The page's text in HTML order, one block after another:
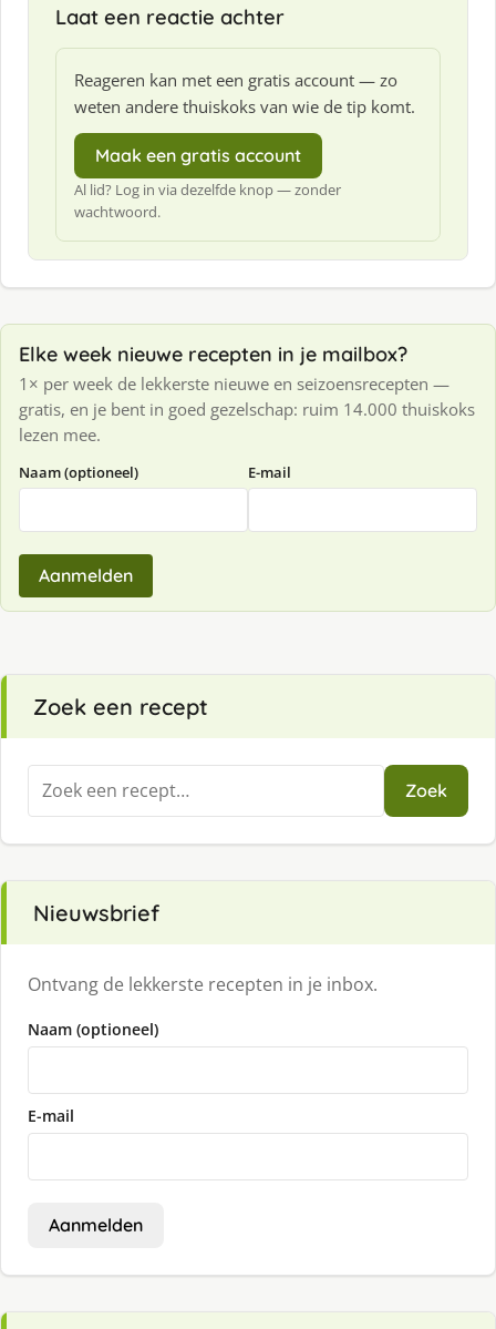
Laat een reactie achter
Reageren kan met een gratis account — zo
weten andere thuiskoks van wie de tip komt.
Maak een gratis account
Al lid? Log in via dezelfde knop — zonder
wachtwoord.
Elke week nieuwe recepten in je mailbox?
1× per week de lekkerste nieuwe en seizoensrecepten —
gratis, en je bent in goed gezelschap: ruim 14.000 thuiskoks
lezen mee.
Naam (optioneel) E-mail
Aanmelden
Zoek een recept
Zoeken
naar:
Zoek
Nieuwsbrief
Ontvang de lekkerste recepten in je inbox.
Naam (optioneel)
E-mail
Aanmelden